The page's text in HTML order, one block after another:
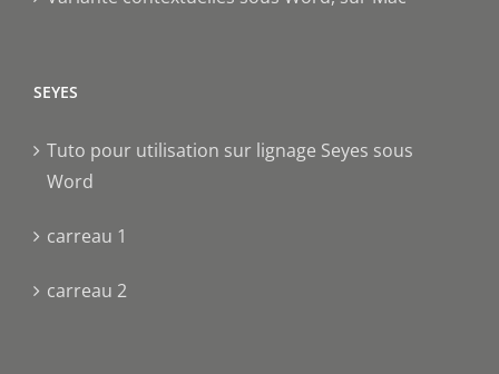
SEYES
Tuto pour utilisation sur lignage Seyes sous
Word
carreau 1
carreau 2